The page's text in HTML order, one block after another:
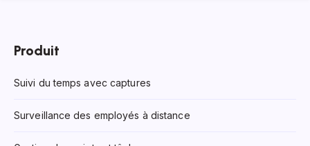
Produit
Suivi du temps avec captures
Surveillance des employés à distance